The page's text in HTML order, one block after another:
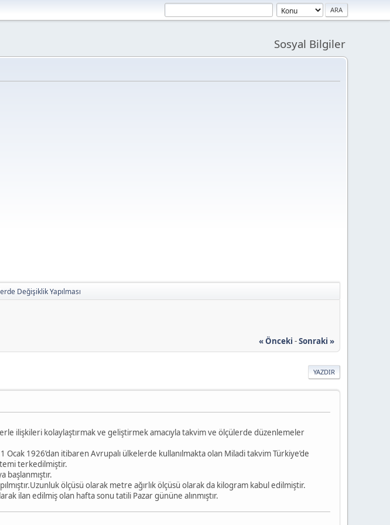
Sosyal Bilgiler
Değişiklik Yapılması
« Önceki -Sonraki »
YAZDIR
ilişkileri kolaylaştırmak ve geliştirmek amacıyla takvim ve ölçülerde düzenlemeler
Ocak 1926’dan itibaren Avrupalı ülkelerde kullanılmakta olan Miladi takvim Türkiye’de
terkedilmiştir.
başlanmıştır.
ölçüsü olarak metre ağırlık ölçüsü olarak da kilogram kabul edilmiştir.
ilan edilmiş olan hafta sonu tatili Pazar gününe alınmıştır.